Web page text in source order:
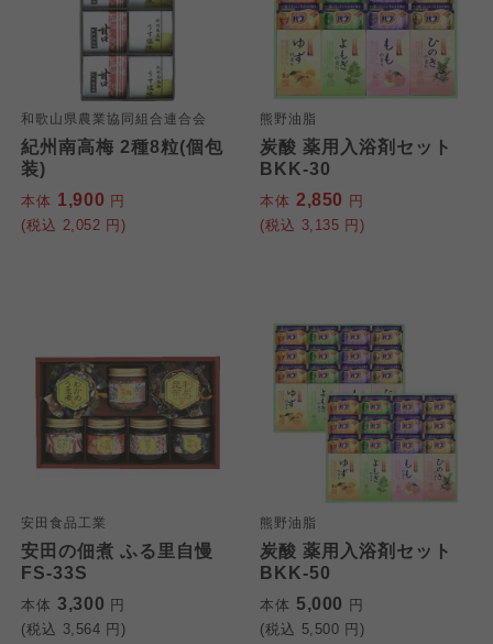
和歌山県農業協同組合連合会
紀州南高梅 2種8粒(個包
装)
本体 1,900 円
(税込 2,052 円)
熊野油脂
炭酸 薬用入浴剤セット
BKK-30
本体 2,850 円
(税込 3,135 円)
安田食品工業
安田の佃煮 ふる里自慢
FS-33S
本体 3,300 円
(税込 3,564 円)
熊野油脂
炭酸 薬用入浴剤セット
BKK-50
本体 5,000 円
(税込 5,500 円)